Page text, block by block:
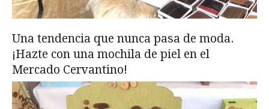
Una tendencia que nunca pasa de moda.
¡Hazte con una mochila de piel en el
Mercado Cervantino!